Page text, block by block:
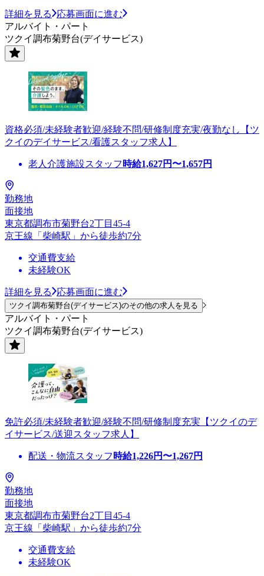
詳細を見る
応募画面に進む
アルバイト・パート
ツクイ調布菊野台(デイサービス)
資格必須/未経験者歓迎/経験不問/研修制度充実/夜勤なし【ツ
クイのデイサービス/看護スタッフ求人】
老人介護施設スタッフ 時給1,627円〜1,657円
勤務地
面接地
東京都調布市菊野台2丁目45-4
京王線「柴崎駅」から徒歩約7分
交通費支給
未経験OK
詳細を見る 応募画面に進む
ツクイ調布菊野台(デイサービス)のその他の求人を見る
アルバイト・パート
ツクイ調布菊野台(デイサービス)
免許必須/未経験者歓迎/経験不問/研修制度充実【ツクイのデ
イサービス/送迎スタッフ求人】
配送・物流スタッフ 時給1,226円〜1,267円
勤務地
面接地
東京都調布市菊野台2丁目45-4
京王線「柴崎駅」から徒歩約7分
交通費支給
未経験OK